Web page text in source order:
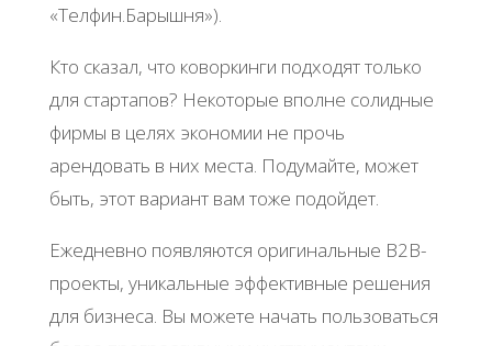
«Телфин.Барышня»).
Кто сказал, что коворкинги подходят только
для стартапов? Некоторые вполне солидные
фирмы в целях экономии не прочь
арендовать в них места. Подумайте, может
быть, этот вариант вам тоже подойдет.
Ежедневно появляются оригинальные В2В-
проекты, уникальные эффективные решения
для бизнеса. Вы можете начать пользоваться